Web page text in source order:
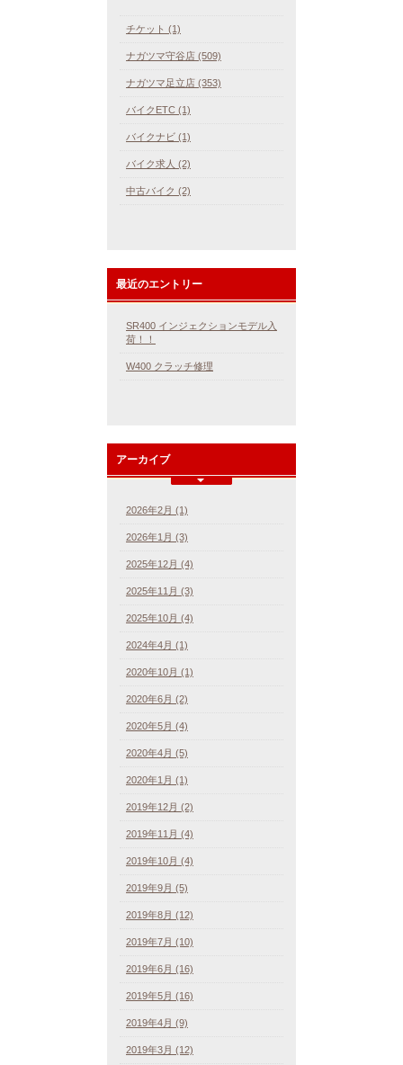
チケット (1)
ナガツマ守谷店 (509)
ナガツマ足立店 (353)
バイクETC (1)
バイクナビ (1)
バイク求人 (2)
中古バイク (2)
最近のエントリー
SR400 インジェクションモデル入
荷！！
W400 クラッチ修理
アーカイブ
2026年2月 (1)
2026年1月 (3)
2025年12月 (4)
2025年11月 (3)
2025年10月 (4)
2024年4月 (1)
2020年10月 (1)
2020年6月 (2)
2020年5月 (4)
2020年4月 (5)
2020年1月 (1)
2019年12月 (2)
2019年11月 (4)
2019年10月 (4)
2019年9月 (5)
2019年8月 (12)
2019年7月 (10)
2019年6月 (16)
2019年5月 (16)
2019年4月 (9)
2019年3月 (12)